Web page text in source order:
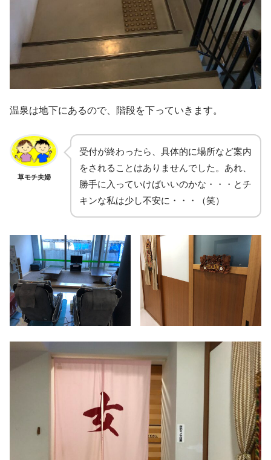
温泉は地下にあるので、階段を下っていきます。
草モチ夫婦
受付が終わったら、具体的に場所など案内
をされることはありませんでした。あれ、
勝手に入っていけばいいのかな・・・とチ
キンな私は少し不安に・・・（笑）